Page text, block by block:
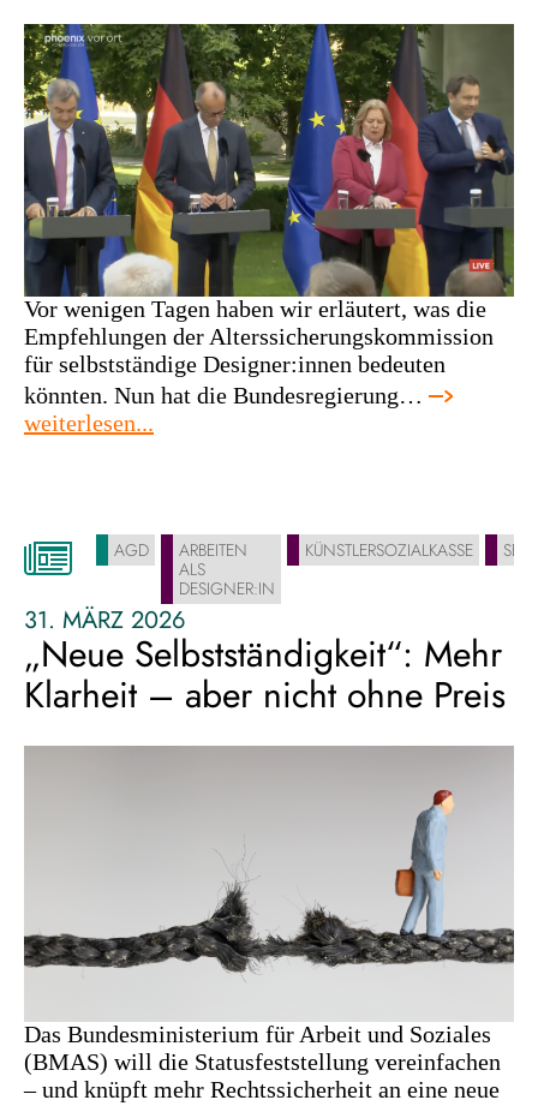
Vor wenigen Tagen haben wir erläutert, was die
Empfehlungen der Alterssicherungskommission
für selbstständige Designer:innen bedeuten
könnten. Nun hat die Bundesregierung…
weiterlesen...
der
bundesregierung:
was
jetzt
für
selbstständige
designer:innen
wird
31. MÄRZ 2026
„Neue Selbstständigkeit“: Mehr
Klarheit – aber nicht ohne Preis
AGD
ARBEITEN
ALS
DESIGNER:IN
KÜNSTLERSOZIALKASSE
Das Bundesministerium für Arbeit und Soziales
(BMAS) will die Statusfeststellung vereinfachen
– und knüpft mehr Rechtssicherheit an eine neue